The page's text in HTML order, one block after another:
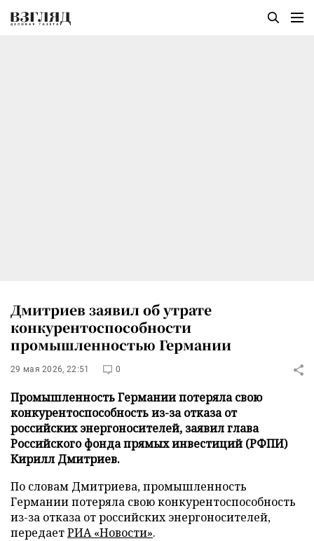
Дмитриев заявил об утрате
конкурентоспособности
промышленностью Германии
29 мая 2026, 22:51 0
Промышленность Германии потеряла свою
конкурентоспособность из-за отказа от
российских энергоносителей, заявил глава
Российского фонда прямых инвестиций (РФПИ)
Кирилл Дмитриев.
По словам Дмитриева, промышленность
Германии потеряла свою конкурентоспособность
из-за отказа от российских энергоносителей,
передаетРИА «Новости».